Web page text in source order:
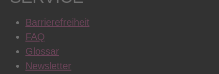
Barrierefreiheit
FAQ
Glossar
Newsletter